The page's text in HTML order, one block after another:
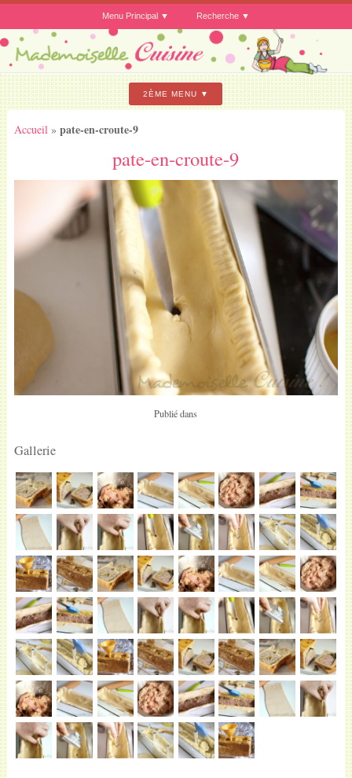
Menu Principal Recherche
2ÈME MENU
Accueil » pate-en-croute-9
pate-en-croute-9
Publié dans
Gallerie